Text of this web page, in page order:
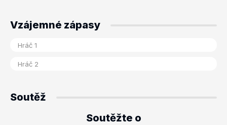
Vzájemné zápasy
Soutěž
Soutěžte o